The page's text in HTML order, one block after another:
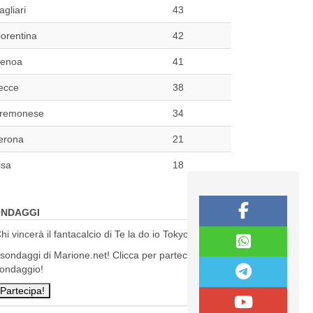
43
42
41
38
34
21
18
vincerà il fantacalcio di Te la do io Tokyo?
di Marione.net! Clicca per partecipare al